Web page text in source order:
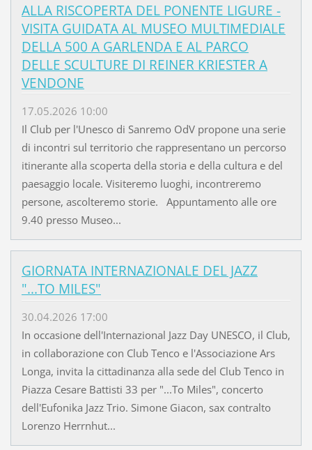
ALLA RISCOPERTA DEL PONENTE LIGURE -
VISITA GUIDATA AL MUSEO MULTIMEDIALE
DELLA 500 A GARLENDA E AL PARCO
DELLE SCULTURE DI REINER KRIESTER A
VENDONE
17.05.2026 10:00
Il Club per l'Unesco di Sanremo OdV propone una serie
di incontri sul territorio che rappresentano un percorso
itinerante alla scoperta della storia e della cultura e del
paesaggio locale. Visiteremo luoghi, incontreremo
persone, ascolteremo storie. Appuntamento alle ore
9.40 presso Museo...
GIORNATA INTERNAZIONALE DEL JAZZ
"...TO MILES"
30.04.2026 17:00
In occasione dell'Internazional Jazz Day UNESCO, il Club,
in collaborazione con Club Tenco e l'Associazione Ars
Longa, invita la cittadinanza alla sede del Club Tenco in
Piazza Cesare Battisti 33 per "...To Miles", concerto
dell'Eufonika Jazz Trio. Simone Giacon, sax contralto
Lorenzo Herrnhut...